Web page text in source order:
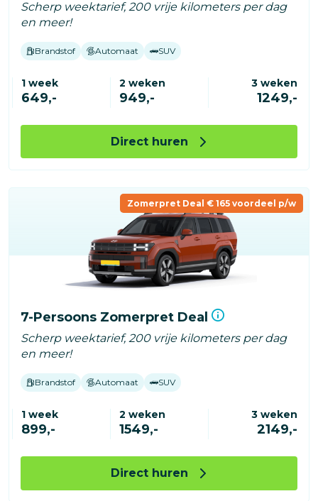
Scherp weektarief, 200 vrije kilometers per dag
en meer!
Brandstof Automaat SUV
1 week
649,-
2 weken
949,-
3 weken
1249,-
Direct huren
Zomerpret Deal € 165 voordeel p/w
7-Persoons Zomerpret Deal
Scherp weektarief, 200 vrije kilometers per dag
en meer!
Brandstof Automaat SUV
1 week
899,-
2 weken
1549,-
3 weken
2149,-
Direct huren